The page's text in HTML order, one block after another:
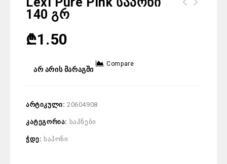
140 Გრ
₾1.50
არ არის მარაგში
Compare
არტიკული: 20604908
კატეგორია: საპნები
ჭდე: საპონი